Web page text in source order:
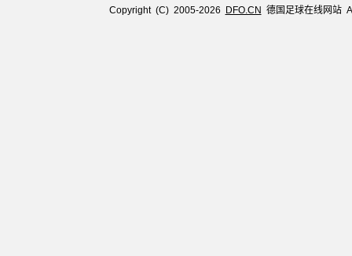
Copyright (C) 2005-2026 DFO.CN 德国足球在线网站